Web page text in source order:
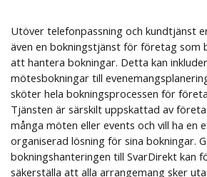
Utöver telefonpassning och kundtjänst
även en bokningstjänst för företag som
att hantera bokningar. Detta kan
mötesbokningar till
sköter hela bokningsprocessen för
Tjänsten är särskilt uppskattad av
många möten eller events och vill ha en
organiserad lösning för sina bokningar.
bokningshanteringen till SvarDirekt kan
säkerställa att alla arrangemang sker